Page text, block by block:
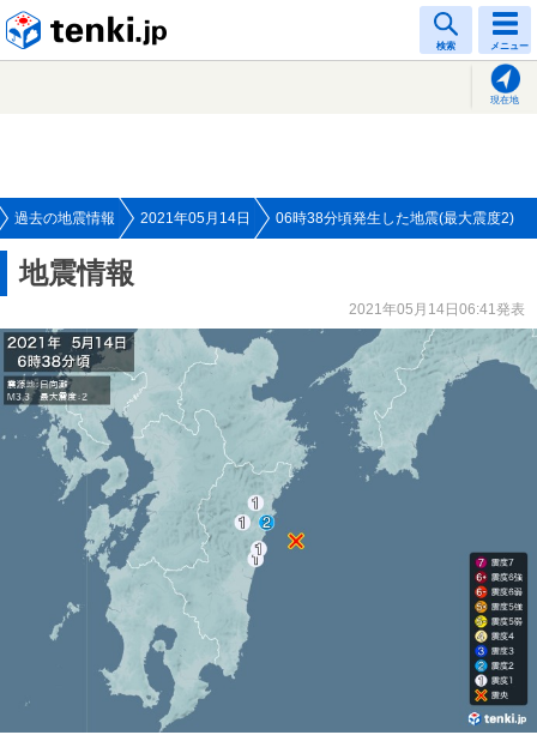
検索 メニュー
現在地
過去の地震情報 2021年05月14日 06時38分頃発生した地震(最大震度2)
地震情報
2021年05月14日06:41発表